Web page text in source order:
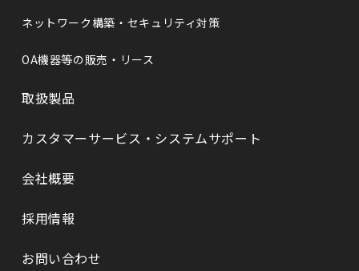
ネットワーク構築・セキュリティ対策
OA機器等の販売・リース
取扱製品
カスタマーサービス・システムサポート
会社概要
採⽤情報
お問い合わせ